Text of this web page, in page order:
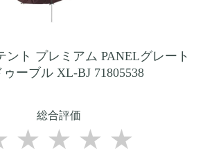
ント プレミアム PANELグレート
ゥーブル XL-BJ 71805538
総合評価
★
★
★
★